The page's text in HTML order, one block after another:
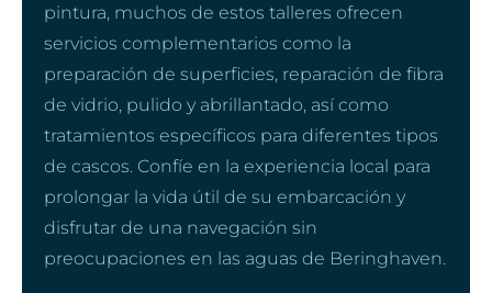
pintura, muchos de estos talleres ofrecen
servicios complementarios como la
preparación de superficies, reparación de fibra
de vidrio, pulido y abrillantado, así como
tratamientos específicos para diferentes tipos
de cascos. Confíe en la experiencia local para
prolongar la vida útil de su embarcación y
disfrutar de una navegación sin
preocupaciones en las aguas de Beringhaven.